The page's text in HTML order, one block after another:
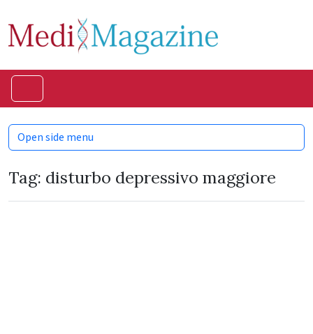
Tag: disturbo depressivo maggiore
Open side menu